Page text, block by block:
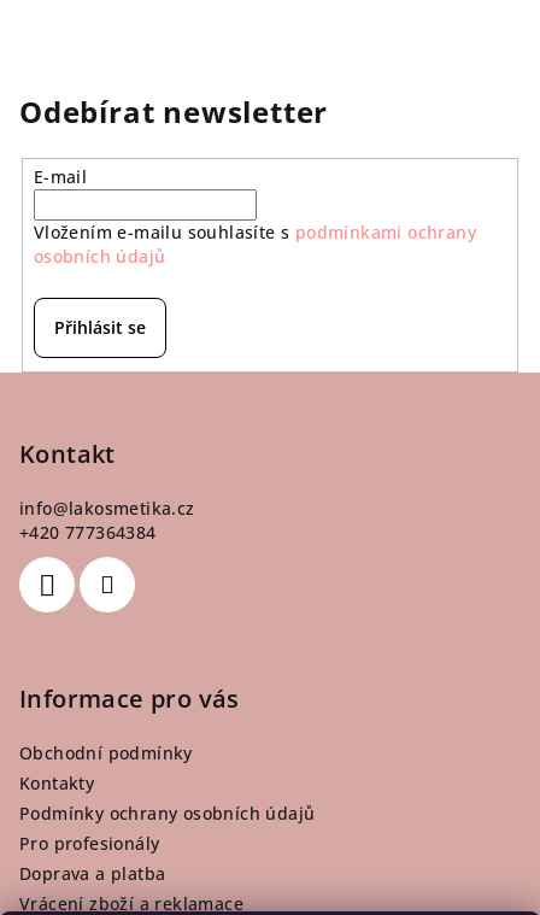
Odebírat newsletter
E-mail
Vložením e-mailu souhlasíte s podmínkami ochrany
osobních údajů
Přihlásit se
Kontakt
info@lakosmetika.cz
+420 777364384
Informace pro vás
Obchodní podmínky
Kontakty
Podmínky ochrany osobních údajů
Pro profesionály
Doprava a platba
Vrácení zboží a reklamace